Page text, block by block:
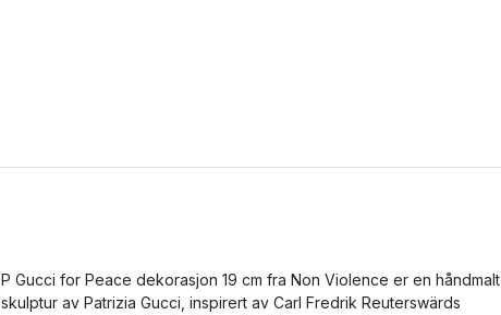
P Gucci for Peace dekorasjon 19 cm fra Non Violence er en håndmalt
skulptur av Patrizia Gucci, inspirert av Carl Fredrik Reuterswärds